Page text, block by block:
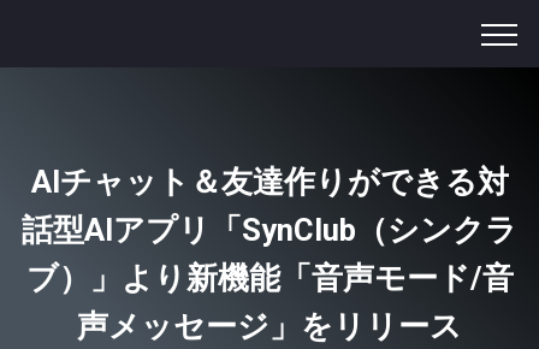
AIチャット＆友達作りができる対
話型AIアプリ「SynClub（シンクラ
ブ）」より新機能「音声モード/音
声メッセージ」をリリース